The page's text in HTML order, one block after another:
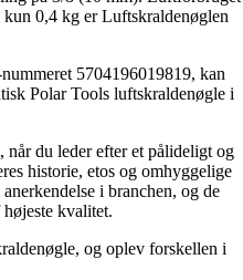
0,4 kg er Luftskraldenøglen
5704196019819, kan
Polar Tools luftskraldenøgle i
når du leder efter et pålideligt og
historie, etos og omhyggelige
i branchen, og de
kvalitet.
og oplev forskellen i